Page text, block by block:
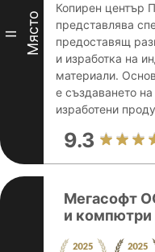
II Място
Копирен център
представлява
предоставящ
и изработка на
материали.
е създаването
изработени
9.3
Мегасофт
и компютри